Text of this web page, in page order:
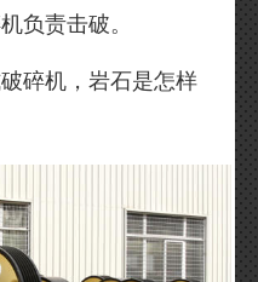
负责击破。
碎机，岩石是怎样